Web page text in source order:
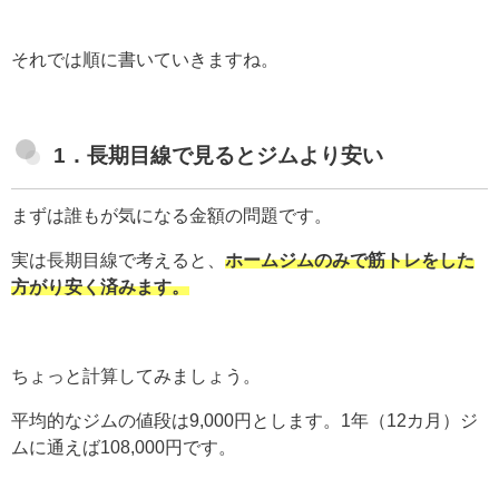
それでは順に書いていきますね。
1．長期目線で見るとジムより安い
まずは誰もが気になる金額の問題です。
実は長期目線で考えると、 ホームジムのみで筋トレをした
方がり安く済みます。
ちょっと計算してみましょう。
平均的なジムの値段は9,000円とします。1年（12カ月）ジ
ムに通えば108,000円です。